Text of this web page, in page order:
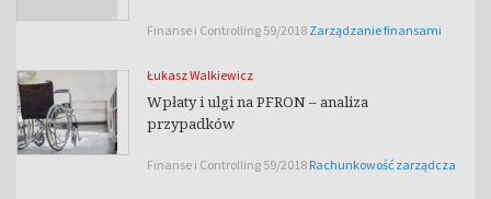
Finanse i Controlling 59/2018 Zarządzanie finansami
Łukasz Walkiewicz
Wpłaty i ulgi na PFRON – analiza
przypadków
Finanse i Controlling 59/2018 Rachunkowość zarządcza